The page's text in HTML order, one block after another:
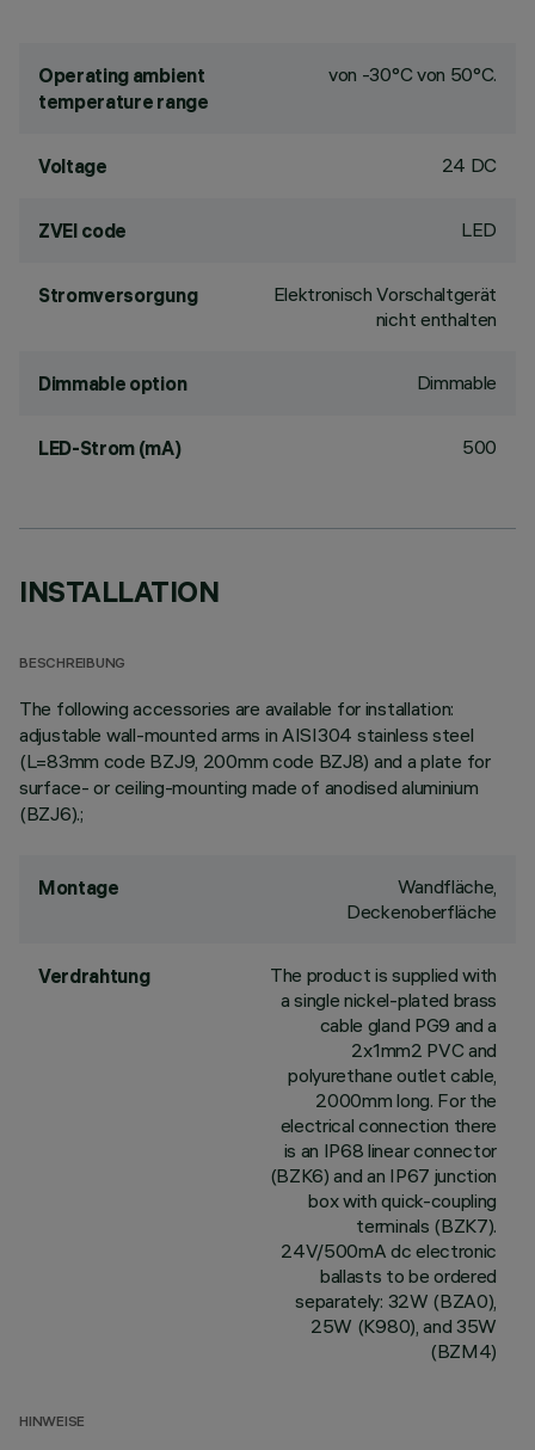
Operating ambient
temperature range
von -30°C von 50°C.
Voltage 24 DC
ZVEI code LED
Stromversorgung
Elektronisch Vorschaltgerät
nicht enthalten
Dimmable option Dimmable
LED-Strom (mA) 500
INSTALLATION
BESCHREIBUNG
The following accessories are available for installation:
adjustable wall-mounted arms in AISI304 stainless steel
(L=83mm code BZJ9, 200mm code BZJ8) and a plate for
surface- or ceiling-mounting made of anodised aluminium
(BZJ6).;
Montage
Wandfläche,
Deckenoberfläche
Verdrahtung
The product is supplied with
a single nickel-plated brass
cable gland PG9 and a
2x1mm2 PVC and
polyurethane outlet cable,
2000mm long. For the
electrical connection there
is an IP68 linear connector
(BZK6) and an IP67 junction
box with quick-coupling
terminals (BZK7).
24V/500mA dc electronic
ballasts to be ordered
separately: 32W (BZA0),
25W (K980), and 35W
(BZM4)
HINWEISE